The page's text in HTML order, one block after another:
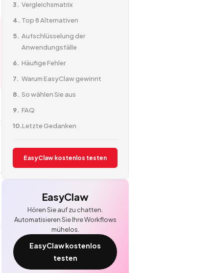
Vergleichsmatrix
Top 8 Alternativen
Aufschlüsselung der
Anwendungsfälle
Häufige Fehler
Warum EasyClaw gewinnt
So wählen Sie aus
FAQ
Letzte Gedanken
EasyClaw kostenlos testen
EasyClaw
Hören Sie auf zu chatten.
Automatisieren Sie Ihre Workflows
mühelos.
EasyClaw kostenlos
testen